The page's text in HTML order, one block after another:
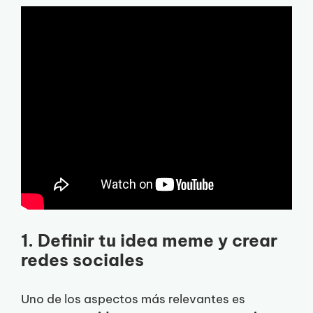
1. Definir tu idea meme y crear
redes sociales
Uno de los aspectos más relevantes es